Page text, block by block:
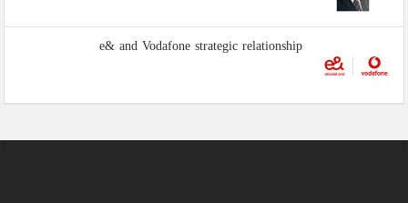
e& and Vodafone strategic relationship